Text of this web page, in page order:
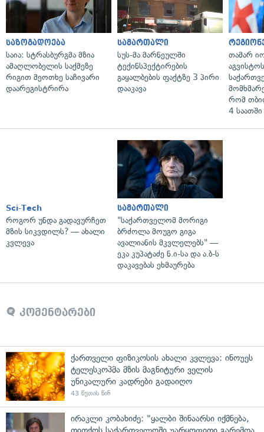
საზოგადოება
საია: სტრასბურგმა მზია
ამაღლობელის საქმეზე
რიგით მეოთხე საჩივარი
დაარეგისტრირა
სამართალი
სუს-მა მარნეულში
ტექინსპექტირების
გაყალბების ფაქტზე 3 პირი
დააკავა
თამარ
რომ
4
Sci-Tech
როგორ უნდა გადავურჩეთ
მზის სიკვდილს? — ახალი
კვლევა
სამართალი
"საქართველომ მორიგი
ბრძოლა მოუგო გიგა
ავალიანის მკვლელებს" —
ეკა კუპატაძე ნ.ი-სა და ა.ბ-ს
დაკავებას ეხმაურება
კომენტარები
ქართველი ფიზიკოსის ახალი კვლევა: ინოუეს
ტელესკოპმა მზის მაგნიტური ველის
უნიკალური კადრები გადაიღო
43 წუთის წინ
ირაკლი კობახიძე: "ყალბი შინაარსი იქმნება,